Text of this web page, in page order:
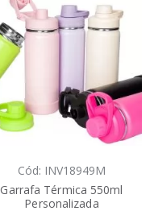
Cód: INV18949M
Garrafa Térmica 550ml
Personalizada